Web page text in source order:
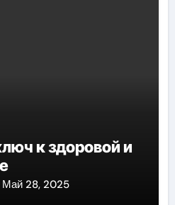
к здоровой и
Май 28, 2025